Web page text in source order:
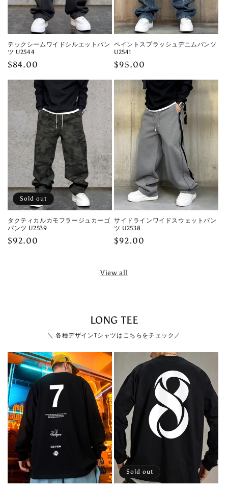
テックシームワイドシルエットパン
ツ U2544
Regular
$84.00
ペイントスプラッシュデニムパンツ
U2541
Regular
$95.00
Sold out
タクティカルカモフラージュカーゴ
パンツ U2539
Regular
$92.00
サイドラインワイドスウェットパン
ツ U2538
Regular
$92.00
View all
LONG TEE
＼ 各種デザインTシャツはこちらをチェック／
Sold out